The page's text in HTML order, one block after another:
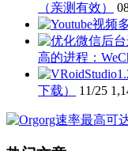
（亲测有效）
高的进程：
下载）
11/25